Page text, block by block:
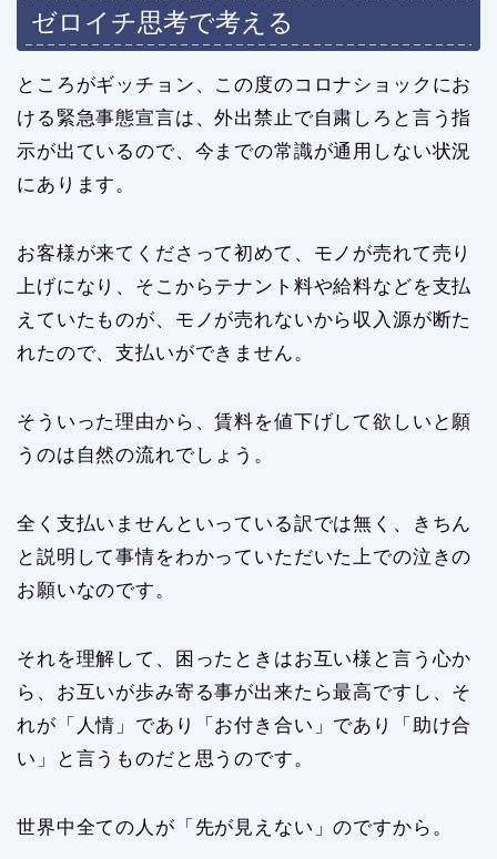
ゼロイチ思考で考える
ところがギッチョン、この度のコロナショックにお
ける緊急事態宣言は、外出禁止で自粛しろと言う指
示が出ているので、今までの常識が通用しない状況
にあります。
お客様が来てくださって初めて、モノが売れて売り
上げになり、そこからテナント料や給料などを支払
えていたものが、モノが売れないから収入源が断た
れたので、支払いができません。
そういった理由から、賃料を値下げして欲しいと願
うのは自然の流れでしょう。
全く支払いませんといっている訳では無く、きちん
と説明して事情をわかっていただいた上での泣きの
お願いなのです。
それを理解して、困ったときはお互い様と言う心か
ら、お互いが歩み寄る事が出来たら最高ですし、そ
れが「人情」であり「お付き合い」であり「助け合
い」と言うものだと思うのです。
世界中全ての人が「先が見えない」のですから。